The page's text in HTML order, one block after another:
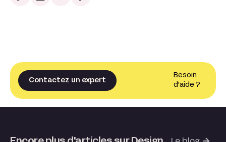
Besoin
d'aide ?
Contactez un expert